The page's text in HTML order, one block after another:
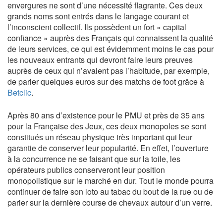
envergures ne sont d’une nécessité flagrante. Ces deux
grands noms sont entrés dans le langage courant et
l’inconscient collectif. Ils possèdent un fort « capital
confiance » auprès des Français qui connaissent la qualité
de leurs services, ce qui est évidemment moins le cas pour
les nouveaux entrants qui devront faire leurs preuves
auprès de ceux qui n’avaient pas l’habitude, par exemple,
de parier quelques euros sur des matchs de foot grâce à
Betclic.
Après 80 ans d’existence pour le PMU et près de 35 ans
pour la Française des Jeux, ces deux monopoles se sont
constitués un réseau physique très important qui leur
garantie de conserver leur popularité. En effet, l’ouverture
à la concurrence ne se faisant que sur la toile, les
opérateurs publics conserveront leur position
monopolistique sur le marché en dur. Tout le monde pourra
continuer de faire son loto au tabac du bout de la rue ou de
parier sur la dernière course de chevaux autour d’un verre.